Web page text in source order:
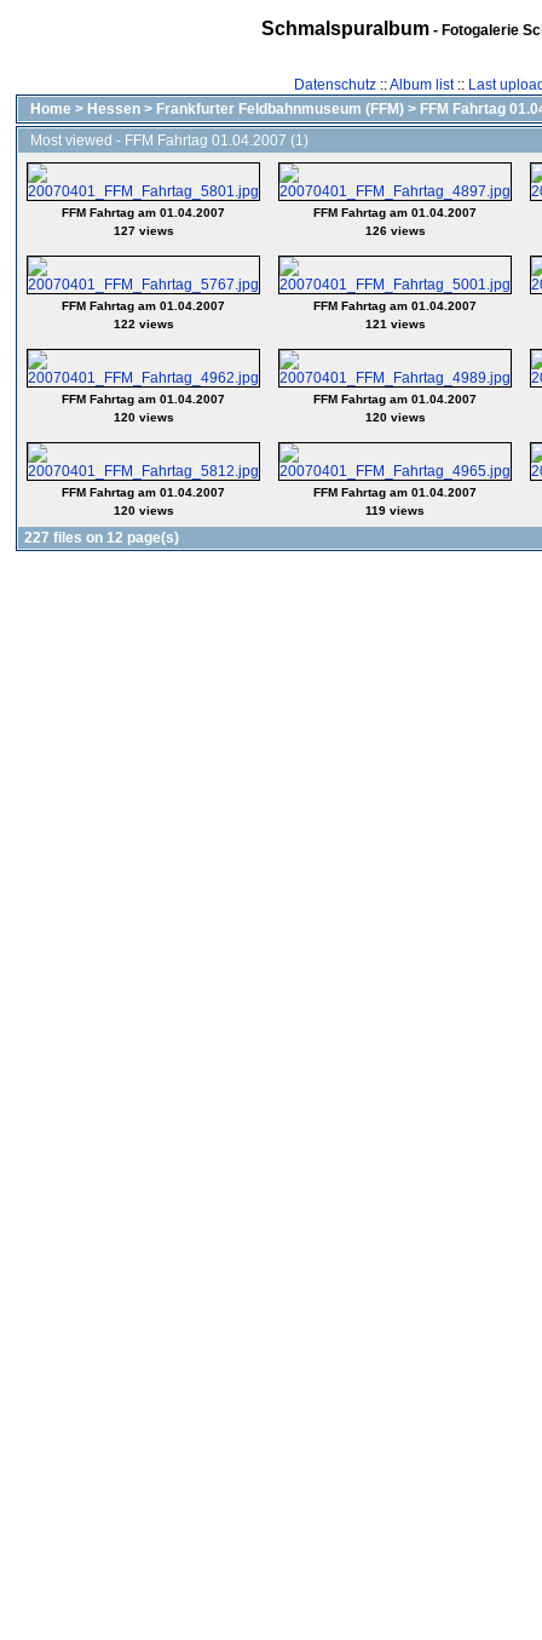
Schmalspuralbum - Fotogalerie
Datenschutz ::Album list:: Last
Home > Hessen > Frankfurter Feldbahnmuseum (FFM) > FFM Fahrtag
Most viewed - FFM Fahrtag 01.04.2007 (1)
FFM Fahrtag am 01.04.2007
127 views
FFM Fahrtag am 01.04.2007
126 views
FFM Fahrtag am 01.04.2007
122 views
FFM Fahrtag am 01.04.2007
121 views
FFM Fahrtag am 01.04.2007
120 views
FFM Fahrtag am 01.04.2007
120 views
FFM Fahrtag am 01.04.2007
120 views
FFM Fahrtag am 01.04.2007
119 views
227 files on 12 page(s)